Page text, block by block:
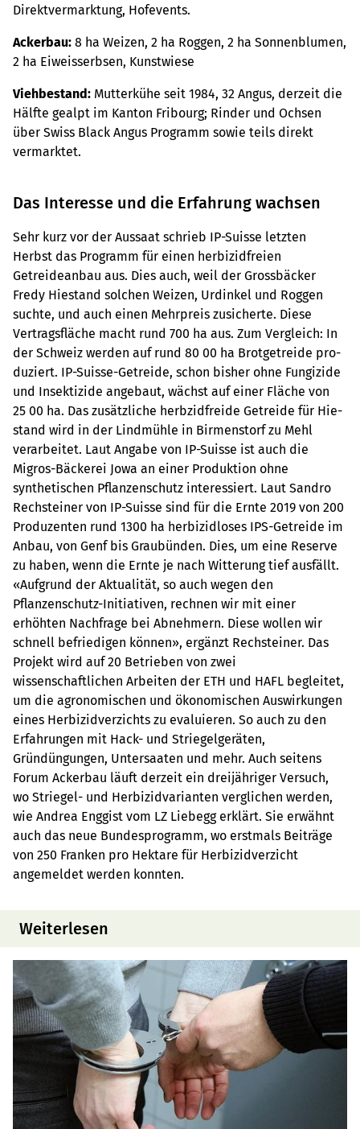
Direktvermarktung, Hofevents.
Ackerbau: 8 ha Weizen, 2 ha Roggen, 2 ha Sonnenblumen,
2 ha Eiweisserbsen, Kunstwiese
Viehbestand: Mutterkühe seit 1984, 32 Angus, derzeit die
Hälfte gealpt im Kanton Fribourg; Rinder und Ochsen
über Swiss Black Angus Programm sowie teils direkt
vermarktet.
Das Interesse und die Erfahrung wachsen
Sehr kurz vor der Aussaat schrieb IP-Suisse letzten
Herbst das Programm für einen herbizidfreien
Getreideanbau aus. Dies auch, weil der Grossbäcker
Fredy Hiestand solchen Weizen, Urdinkel und Roggen
suchte, und auch einen Mehrpreis zusicherte. Diese
Vertragsfläche macht rund 700 ha aus. Zum Vergleich: In
der Schweiz werden auf rund 80 00 ha Brotgetreide pro­
duziert. IP-Suisse-Getreide, schon bisher ohne Fungizide
und Insektizide angebaut, wächst auf einer Fläche von
25 00 ha. Das zusätzliche herbzidfreide Getreide für Hie­
stand wird in der Lindmühle in Birmenstorf zu Mehl
verarbeitet. Laut Angabe von IP-Suisse ist auch die
Migros-Bäckerei Jowa an einer Produktion ohne
synthetischen Pflanzenschutz interessiert. Laut Sandro
Rechsteiner von IP-Suisse sind für die Ernte 2019 von 200
Produzenten rund 1300 ha herbizidloses IPS-Getreide im
Anbau, von Genf bis Graubünden. Dies, um eine Reserve
zu haben, wenn die Ernte je nach Witterung tief ausfällt.
«Aufgrund der Aktualität, so auch wegen den
Pflanzenschutz-Initiativen, rechnen wir mit einer
erhöhten Nachfrage bei Abnehmern. Diese wollen wir
schnell befriedigen können», ergänzt Rechsteiner. Das
Projekt wird auf 20 Betrieben von zwei
wissenschaftlichen Arbeiten der ETH und HAFL begleitet,
um die agronomischen und ökonomischen Auswirkungen
eines Herbizidverzichts zu evaluieren. So auch zu den
Erfahrungen mit Hack- und Striegelgeräten,
Gründüngungen, Untersaaten und mehr. Auch seitens
Forum Ackerbau läuft derzeit ein dreijähriger Versuch,
wo Striegel- und Herbizidvarianten verglichen werden,
wie Andrea Enggist vom LZ Liebegg erklärt. Sie erwähnt
auch das neue Bundesprogramm, wo erstmals Beiträge
von 250 Franken pro Hektare für Herbizidverzicht
angemeldet werden konnten.
Weiterlesen